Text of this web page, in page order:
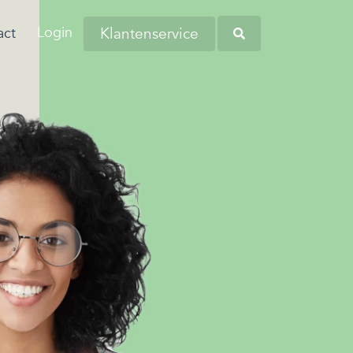
Dit komt
de woonlasten in
hoog zijn…
kampen met
persoonlijke financiële
zorgen?
en andere
omtrent
regio's. Kom bij ons
en wellicht word jij onze
collega!
Login Klantenservice